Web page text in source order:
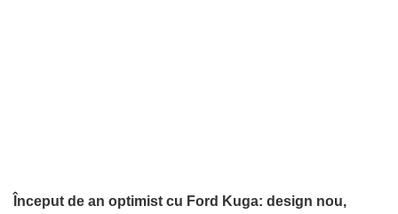
Început de an optimist cu Ford Kuga: design nou,